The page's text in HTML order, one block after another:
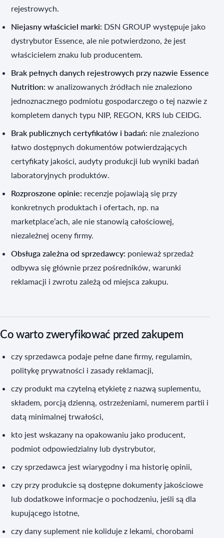
rejestrowych.
Niejasny właściciel marki: DSN GROUP występuje jako
dystrybutor Essence, ale nie potwierdzono, że jest
właścicielem znaku lub producentem.
Brak pełnych danych rejestrowych przy nazwie Essence
Nutrition: w analizowanych źródłach nie znaleziono
jednoznacznego podmiotu gospodarczego o tej nazwie z
kompletem danych typu NIP, REGON, KRS lub CEIDG.
Brak publicznych certyfikatów i badań: nie znaleziono
łatwo dostępnych dokumentów potwierdzających
certyfikaty jakości, audyty produkcji lub wyniki badań
laboratoryjnych produktów.
Rozproszone opinie: recenzje pojawiają się przy
konkretnych produktach i ofertach, np. na
marketplace’ach, ale nie stanowią całościowej,
niezależnej oceny firmy.
Obsługa zależna od sprzedawcy: ponieważ sprzedaż
odbywa się głównie przez pośredników, warunki
reklamacji i zwrotu zależą od miejsca zakupu.
Co warto zweryfikować przed zakupem
czy sprzedawca podaje pełne dane firmy, regulamin,
politykę prywatności i zasady reklamacji,
czy produkt ma czytelną etykietę z nazwą suplementu,
składem, porcją dzienną, ostrzeżeniami, numerem partii i
datą minimalnej trwałości,
kto jest wskazany na opakowaniu jako producent,
podmiot odpowiedzialny lub dystrybutor,
czy sprzedawca jest wiarygodny i ma historię opinii,
czy przy produkcie są dostępne dokumenty jakościowe
lub dodatkowe informacje o pochodzeniu, jeśli są dla
kupującego istotne,
czy dany suplement nie koliduje z lekami, chorobami